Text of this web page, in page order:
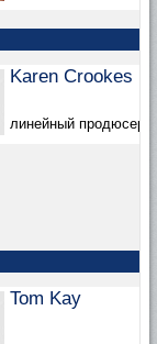
Karen Crookes
линейный продюсер
Tom Kay